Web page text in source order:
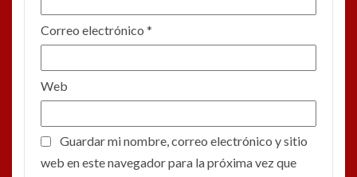
Correo electrónico *
Web
Guardar mi nombre, correo electrónico y sitio
web en este navegador para la próxima vez que